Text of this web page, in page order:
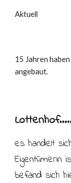
Aktuell
15 Jahren
angebaut.
es handelt
Eigentümerin
befand sich